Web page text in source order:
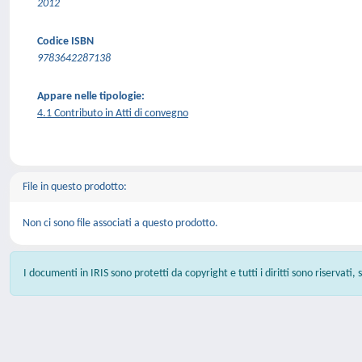
2012
Codice ISBN
9783642287138
Appare nelle tipologie:
4.1 Contributo in Atti di convegno
File in questo prodotto:
Non ci sono file associati a questo prodotto.
I documenti in IRIS sono protetti da copyright e tutti i diritti sono riservati,